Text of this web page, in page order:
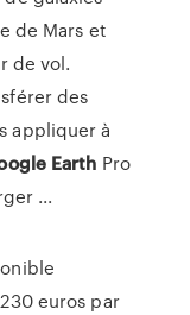
de Mars et
de vol.
des
appliquer à
Earth Pro
...
euros par